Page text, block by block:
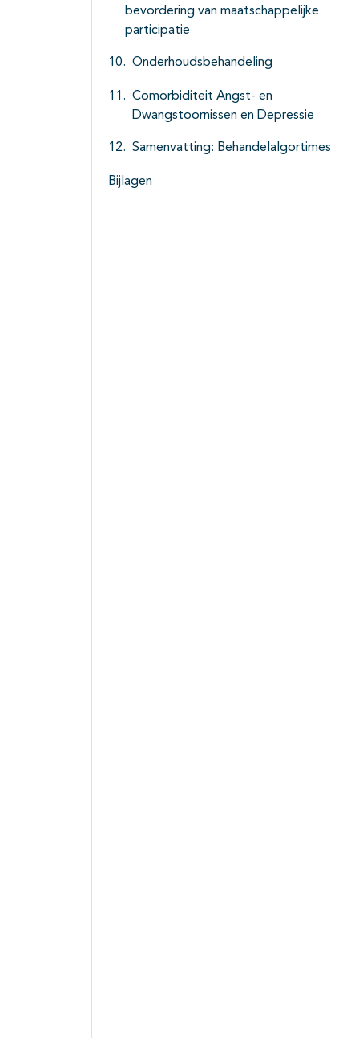
bevordering van maatschappelijke
participatie
Onderhoudsbehandeling
Comorbiditeit Angst- en
Dwangstoornissen en Depressie
Samenvatting: Behandelalgortimes
Bijlagen